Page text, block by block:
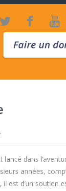
Faire un
lancé dans
années,
est d’un soutien